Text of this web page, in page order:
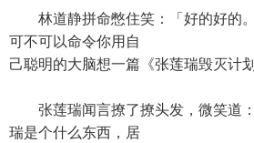
林道静拼命憋住笑：「好的好的
可不可以命令你用自
己聪明的大脑想一篇《张莲瑞毁灭计
张莲瑞闻言撩了撩头发，微笑道
瑞是个什么东西，居